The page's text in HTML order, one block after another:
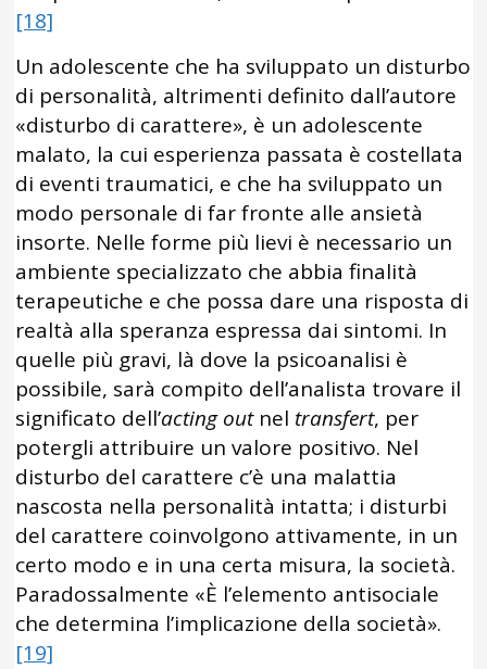
[18]
Un adolescente che ha sviluppato un disturbo
di personalità, altrimenti definito dall’autore
«disturbo di carattere», è un adolescente
malato, la cui esperienza passata è costellata
di eventi traumatici, e che ha sviluppato un
modo personale di far fronte alle ansietà
insorte. Nelle forme più lievi è necessario un
ambiente specializzato che abbia finalità
terapeutiche e che possa dare una risposta di
realtà alla speranza espressa dai sintomi. In
quelle più gravi, là dove la psicoanalisi è
possibile, sarà compito dell’analista trovare il
significato dell’acting outnel transfert, per
potergli attribuire un valore positivo. Nel
disturbo del carattere c’è una malattia
nascosta nella personalità intatta; i disturbi
del carattere coinvolgono attivamente, in un
certo modo e in una certa misura, la società.
Paradossalmente «È l’elemento antisociale
che determina l’implicazione della società».
[19]